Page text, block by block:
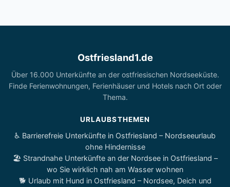
Ostfriesland1.de
Über 16.000 Unterkünfte an der ostfriesischen Nordseeküste.
Finde Ferienwohnungen, Ferienhäuser und Hotels nach Ort oder
Thema.
URLAUBSTHEMEN
♿ Barrierefreie Unterkünfte in Ostfriesland – Nordseeurlaub
ohne Hindernisse
🏖️ Strandnahe Unterkünfte an der Nordsee in Ostfriesland –
wo Sie wirklich nah am Wasser wohnen
🐕 Urlaub mit Hund in Ostfriesland – Nordsee, Deich und